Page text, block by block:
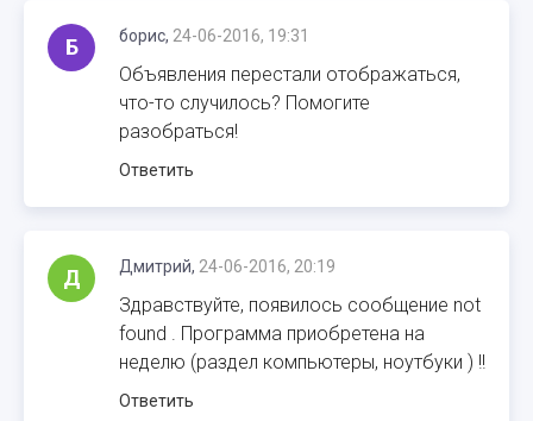
Б борис, 24-06-2016, 19:31
Объявления перестали отображаться,
что-то случилось? Помогите
разобраться!
Ответить
Д Дмитрий, 24-06-2016, 20:19
Здравствуйте, появилось сообщение not
found . Программа приобретена на
неделю (раздел компьютеры, ноутбуки ) !!
Ответить